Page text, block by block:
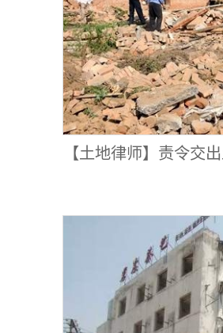
【土地律师】责令交